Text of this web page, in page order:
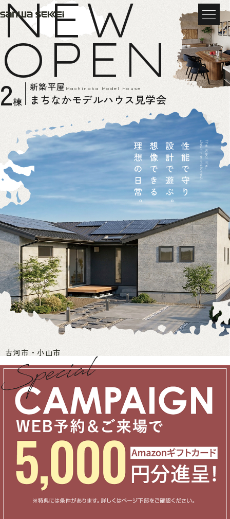
NEW
OPEN
2棟
新築平屋 Machinaka Model House
まちなかモデルハウス見学会
古河市・小山市